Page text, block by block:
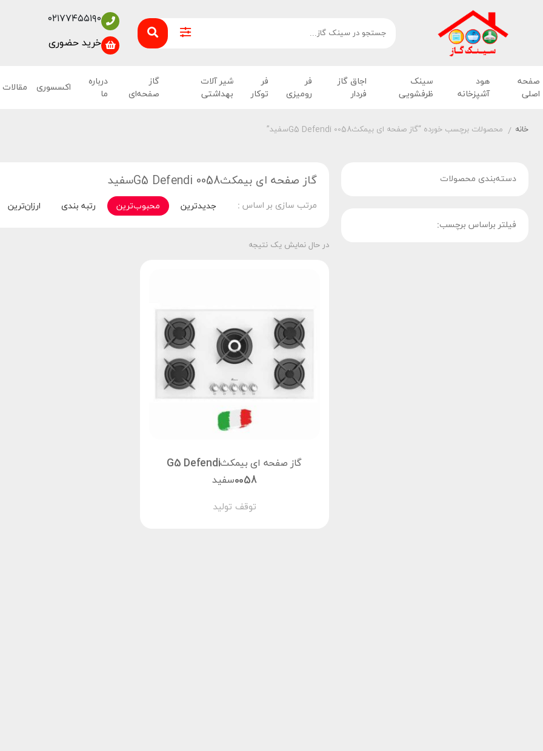
۰۲۱۷۷۴۵۵۱۹۰
خرید حضوری
صفحه
اصلی
هود
آشپزخانه
سینک
ظرفشویی
اجاق گاز
فردار
فر
رومیزی
فر
توکار
شیر آلات
بهداشتی
گاز
صفحه‌ای
درباره
ما
اکسسوری مقالات
خانه / محصولات برچسب خورده “گاز صفحه ای بیمکثG5 Defendi 0058سفید”
گاز صفحه ای بیمکثG5 Defendi 0058سفید
مرتب سازی بر اساس : جدیدترین محبوب‌ترین رتبه بندی ارزان‌ترین
در حال نمایش یک نتیجه
گاز صفحه ای بیمکثG5 Defendi
0058سفید
توقف تولید
دسته‌بندی محصولات
فیلتر براساس برچسب: